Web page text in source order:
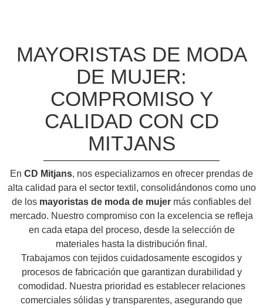
MAYORISTAS DE MODA
DE MUJER:
COMPROMISO Y
CALIDAD CON CD
MITJANS
En CD Mitjans, nos especializamos en ofrecer prendas de
alta calidad para el sector textil, consolidándonos como uno
de los mayoristas de moda de mujer más confiables del
mercado. Nuestro compromiso con la excelencia se refleja
en cada etapa del proceso, desde la selección de
materiales hasta la distribución final.
Trabajamos con tejidos cuidadosamente escogidos y
procesos de fabricación que garantizan durabilidad y
comodidad. Nuestra prioridad es establecer relaciones
comerciales sólidas y transparentes, asegurando que